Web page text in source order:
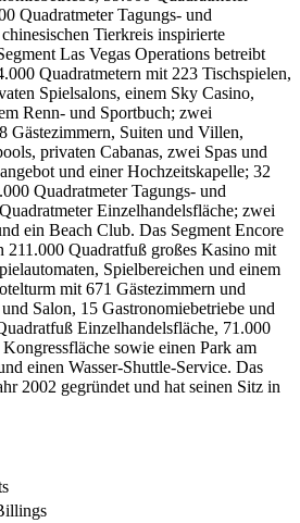
Quadratmeter Tagungs- und
Tierkreis inspirierte
Las Vegas Operations betreibt
Quadratmetern mit 223 Tischspielen,
Spielsalons, einem Sky Casino,
Renn- und Sportbuch; zwei
Gästezimmern, Suiten und Villen,
privaten Cabanas, zwei Spas und
und einer Hochzeitskapelle; 32
Quadratmeter Tagungs- und
Einzelhandelsfläche; zwei
ein Beach Club. Das Segment Encore
211.000 Quadratfuß großes Kasino mit
Spielbereichen und einem
mit 671 Gästezimmern und
Salon, 15 Gastronomiebetriebe und
Einzelhandelsfläche, 71.000
sowie einen Park am
einen Wasser-Shuttle-Service. Das
2002 gegründet und hat seinen Sitz in